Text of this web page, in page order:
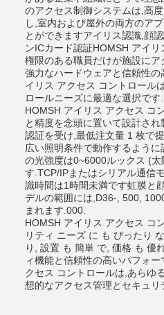
のアクセス制御システムは,高
し,室内および屋外の両方のア
とができますアイリス認識,顔
ンICカード認証HOMSH アイ
権限のある職員だけが施設に
強力なハードウェアと信頼性
イリス アクセス コントロール
ロールニーズに最適な選択です.
HOMSH アイリス アクセス コ
と精度を念頭に置いて設計さ
認証を受け,最低注文量 1 枚で
広い照明条件で動作するよう
の光強度は0~6000ルックス (
す.TCP/IPまたはシリアル通信
識時間は1時間未満です虹膜と
デルの範囲には,D36-, 500,
まれます.000.
HOMSH アイリス アクセス コ
リティ ニーズ に も ぴったり
り, 設置 も 簡単 で, 価格 も 優
ィ機能と信頼性の高いパフォ
クセス コントロールは,あらゆ
想的なアクセス管理とセキュリ